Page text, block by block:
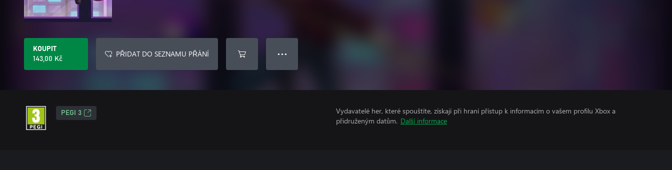
KOUPIT
143,00 Kč
PŘIDAT DO SEZNAMU PŘÁNÍ ● ● ●
PEGI 3
Vydavatelé her, které spouštíte, získají při hraní přístup k informacím o vašem profilu Xbox a
přidruženým datům. Další informace